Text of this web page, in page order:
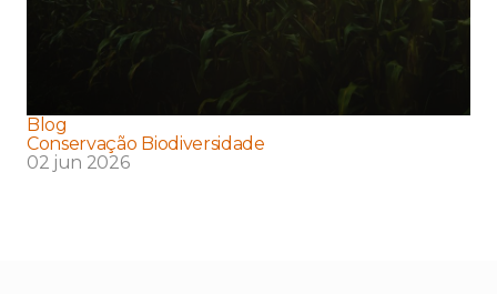
Blog
Conservação Biodiversidade
02 jun 2026